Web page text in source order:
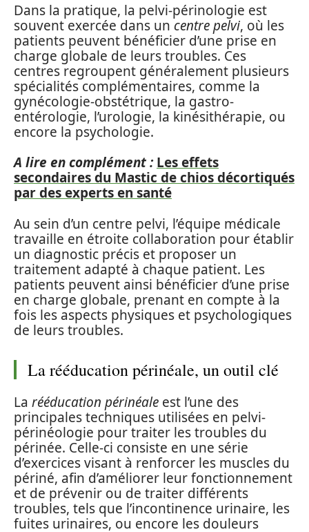
Dans la pratique, la pelvi-périnologie est
souvent exercée dans un centre pelvi, où les
patients peuvent bénéficier d’une prise en
charge globale de leurs troubles. Ces
centres regroupent généralement plusieurs
spécialités complémentaires, comme la
gynécologie-obstétrique, la gastro-
entérologie, l’urologie, la kinésithérapie, ou
encore la psychologie.
A lire en complément : Les effets
secondaires du Mastic de chios décortiqués
par des experts en santé
Au sein d’un centre pelvi, l’équipe médicale
travaille en étroite collaboration pour établir
un diagnostic précis et proposer un
traitement adapté à chaque patient. Les
patients peuvent ainsi bénéficier d’une prise
en charge globale, prenant en compte à la
fois les aspects physiques et psychologiques
de leurs troubles.
La rééducation périnéale, un outil clé
La rééducation périnéale est l’une des
principales techniques utilisées en pelvi-
périnéologie pour traiter les troubles du
périnée. Celle-ci consiste en une série
d’exercices visant à renforcer les muscles du
périné, afin d’améliorer leur fonctionnement
et de prévenir ou de traiter différents
troubles, tels que l’incontinence urinaire, les
fuites urinaires, ou encore les douleurs